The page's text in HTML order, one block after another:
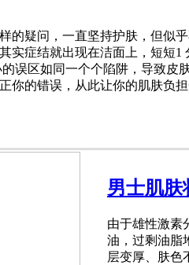
的疑问，一直坚持护肤，但似
症结就出现在洁面上，短短1
误区如同一个个陷阱，导致皮
你的错误，从此让你的肌肤负
男士肌肤
由于雄性激素
油，过剩油脂
层变厚、肤色